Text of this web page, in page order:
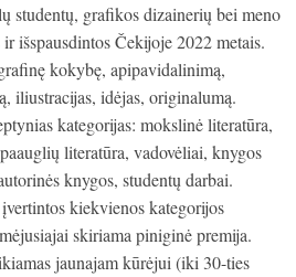
studentų, grafikos dizainerių bei meno
išspausdintos Čekijoje 2022 metais.
kokybę, apipavidalinimą,
iliustracijas, idėjas, originalumą.
kategorijas: mokslinė literatūra,
literatūra, vadovėliai, knygos
knygos, studentų darbai.
kiekvienos kategorijos
skiriama piniginė premija.
jaunajam kūrėjui (iki 30-ties